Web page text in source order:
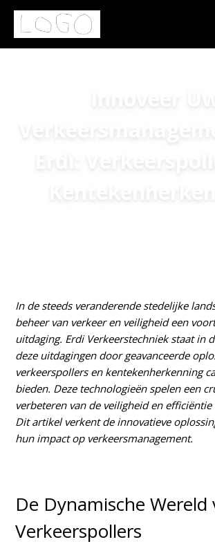
Erdi:
In de steeds veranderende stedelijke
beheer van verkeer en veiligheid een
uitdaging. Erdi Verkeerstechniek staat in
deze uitdagingen door geavanceerde
verkeerspollers en kentekenherkenning
bieden. Deze technologieën spelen een
verbeteren van de veiligheid en efficiëntie
Dit artikel verkent de innovatieve
hun impact op verkeersmanagement.
De Dynamische Wereld
Verkeerspollers